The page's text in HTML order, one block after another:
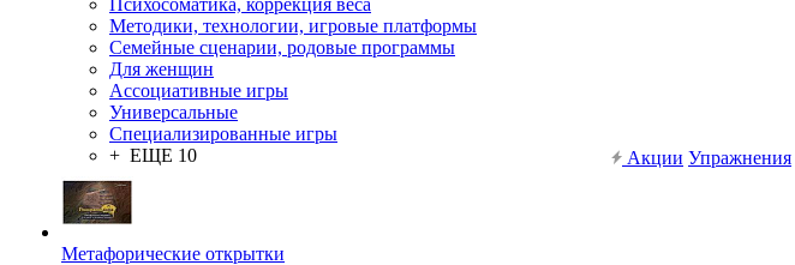
Психосоматика, коррекция веса
Методики, технологии, игровые платформы
Семейные сценарии, родовые программы
Для женщин
Ассоциативные игры
Универсальные
Специализированные игры
+ ЕЩЕ 10
Метафорические открытки
Акции Упражнения